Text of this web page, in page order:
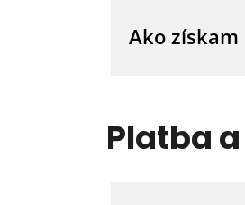
krajín nás
Ako
Platba